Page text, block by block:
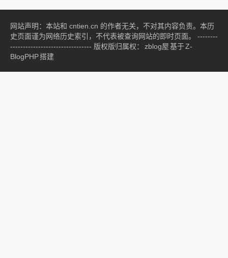
网站声明：本站和 cntien.cn 的作者无关，不对其内容负责。本历
史页面谨为网络历史索引，不代表被查询网站的即时页面。 --------
-------------------------------- 版权版归属权：
zblog屋基于Z-
BlogPHP搭建